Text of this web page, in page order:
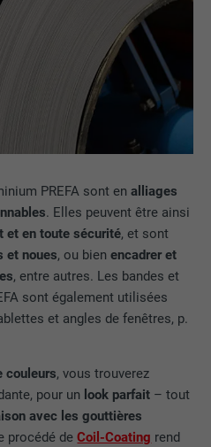
PREFA sont enalliages
. Elles peuvent être ainsi
et en toute sécurité, et sont
et noues, ou bienencadrer et
, entre autres. Les bandes et
sont également utilisées
et angles de fenêtres, p.
couleurs, vous trouverez
pour un look parfait – tout
avec les gouttières
procédé deCoil-Coating rend